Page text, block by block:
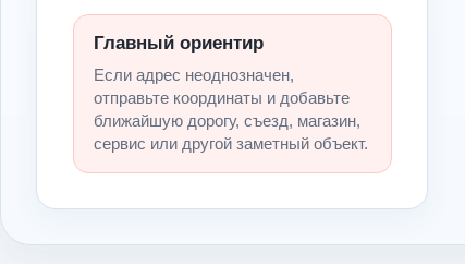
Главный ориентир
Если адрес неоднозначен,
отправьте координаты и добавьте
ближайшую дорогу, съезд, магазин,
сервис или другой заметный объект.